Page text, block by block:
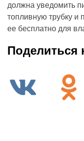
должна уведомить
топливную трубку и
ее бесплатно для
Поделиться